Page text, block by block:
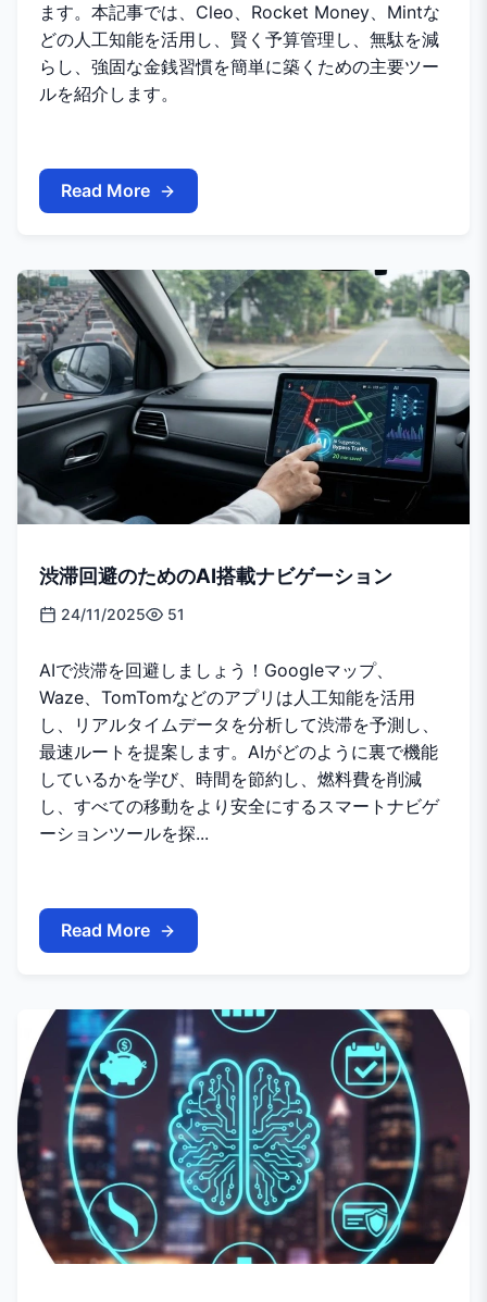
ます。本記事では、Cleo、Rocket Money、Mintな
どの人工知能を活用し、賢く予算管理し、無駄を減
らし、強固な金銭習慣を簡単に築くための主要ツー
ルを紹介します。
Read More
渋滞回避のためのAI搭載ナビゲーション
24/11/2025 51
AIで渋滞を回避しましょう！Googleマップ、
Waze、TomTomなどのアプリは人工知能を活用
し、リアルタイムデータを分析して渋滞を予測し、
最速ルートを提案します。AIがどのように裏で機能
しているかを学び、時間を節約し、燃料費を削減
し、すべての移動をより安全にするスマートナビゲ
ーションツールを探...
Read More